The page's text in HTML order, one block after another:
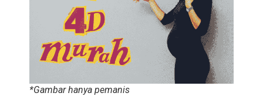
*Gambar hanya pemanis